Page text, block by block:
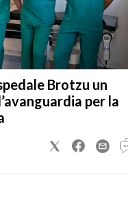
Brotzu un
per la